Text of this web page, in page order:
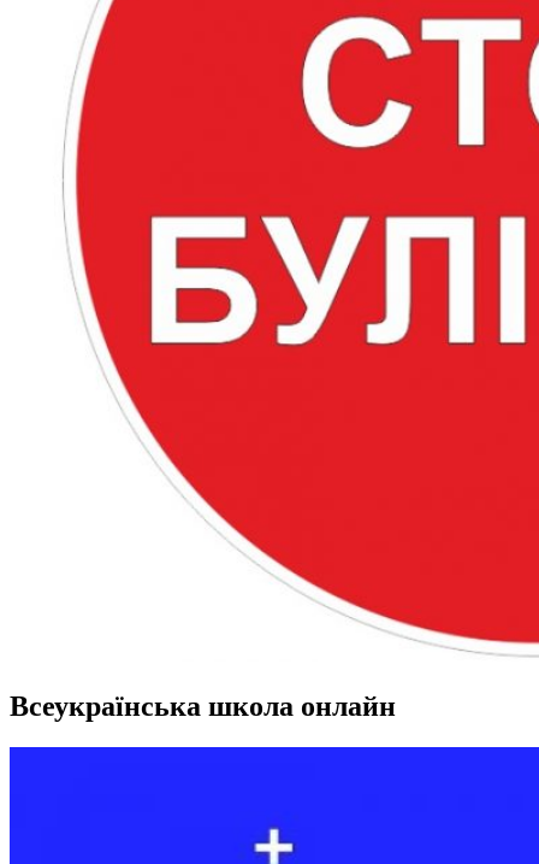
Всеукраїнська школа онлайн